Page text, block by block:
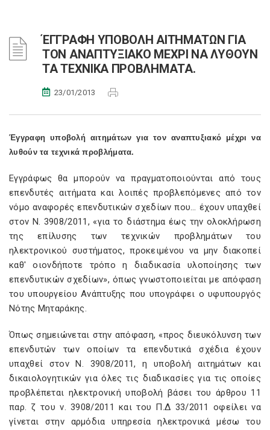
ΈΓΓΡΑΦΗ ΥΠΟΒΟΛΗ ΑΙΤΗΜΑΤΩΝ ΓΙΑ
ΤΟΝ ΑΝΑΠΤΥΞΙΑΚΟ ΜΕΧΡΙ ΝΑ ΛΥΘΟΥΝ
ΤΑ ΤΕΧΝΙΚΑ ΠΡΟΒΛΗΜΑΤΑ.
23/01/2013
Έγγραφη υποβολή αιτημάτων για τον αναπτυξιακό μέχρι να
λυθούν τα τεχνικά προβλήματα.
Εγγράφως θα μπορούν να πραγματοποιούνται από τους
επενδυτές αιτήματα και λοιπές προβλεπόμενες από τον
νόμο αναφορές επενδυτικών σχεδίων που… έχουν υπαχθεί
στον Ν. 3908/2011, «για το διάστημα έως την ολοκλήρωση
της επίλυσης των τεχνικών προβλημάτων του
ηλεκτρονικού συστήματος, προκειμένου να μην διακοπεί
καθ' οιονδήποτε τρόπο η διαδικασία υλοποίησης των
επενδυτικών σχεδίων», όπως γνωστοποιείται με απόφαση
του υπουργείου Ανάπτυξης που υπογράφει ο υφυπουργός
Nότης Μηταράκης.
Όπως σημειώνεται στην απόφαση, «προς διευκόλυνση των
επενδυτών των οποίων τα επενδυτικά σχέδια έχουν
υπαχθεί στον Ν. 3908/2011, η υποβολή αιτημάτων και
δικαιολογητικών για όλες τις διαδικασίες για τις οποίες
προβλέπεται ηλεκτρονική υποβολή βάσει του άρθρου 11
παρ. ζ του ν. 3908/2011 και του Π.Δ 33/2011 οφείλει να
γίνεται στην αρμόδια υπηρεσία ηλεκτρονικά μέσω του